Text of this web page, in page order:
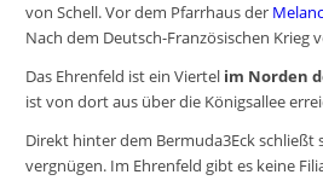
von Schell. Vor dem Pfarrhaus der
Nach dem Deutsch-Französischen Krieg
Das Ehrenfeld ist ein Viertel im Norden
ist von dort aus über die Königsallee
Direkt hinter dem Bermuda3Eck schließt
vergnügen. Im Ehrenfeld gibt es keine